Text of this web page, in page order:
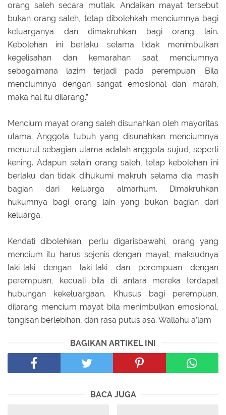
orang saleh secara mutlak. Andaikan mayat tersebut
bukan orang saleh, tetap dibolehkah menciumnya bagi
keluarganya dan dimakruhkan bagi orang lain.
Kebolehan ini berlaku selama tidak menimbulkan
kegelisahan dan kemarahan saat menciumnya
sebagaimana lazim terjadi pada perempuan. Bila
menciumnya dengan sangat emosional dan marah,
maka hal itu dilarang.”
Mencium mayat orang saleh disunahkan oleh mayoritas
ulama. Anggota tubuh yang disunahkan menciumnya
menurut sebagian ulama adalah anggota sujud, seperti
kening. Adapun selain orang saleh, tetap kebolehan ini
berlaku dan tidak dihukumi makruh selama dia masih
bagian dari keluarga almarhum. Dimakruhkan
hukumnya bagi orang lain yang bukan bagian dari
keluarga.
Kendati dibolehkan, perlu digarisbawahi, orang yang
mencium itu harus sejenis dengan mayat, maksudnya
laki-laki dengan laki-laki dan perempuan dengan
perempuan, kecuali bila di antara mereka terdapat
hubungan kekeluargaan. Khusus bagi perempuan,
dilarang mencium mayat bila menimbulkan emosional,
tangisan berlebihan, dan rasa putus asa. Wallahu a’lam
BAGIKAN ARTIKEL INI
BACA JUGA